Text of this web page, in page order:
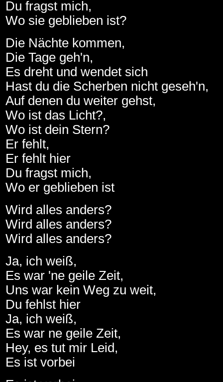
Du fragst mich,
Wo sie geblieben ist?
Die Nächte kommen,
Die Tage geh'n,
Es dreht und wendet sich
Hast du die Scherben nicht geseh'n,
Auf denen du weiter gehst,
Wo ist das Licht?,
Wo ist dein Stern?
Er fehlt,
Er fehlt hier
Du fragst mich,
Wo er geblieben ist
Wird alles anders?
Wird alles anders?
Wird alles anders?
Ja, ich weiß,
Es war 'ne geile Zeit,
Uns war kein Weg zu weit,
Du fehlst hier
Ja, ich weiß,
Es war ne geile Zeit,
Hey, es tut mir Leid,
Es ist vorbei